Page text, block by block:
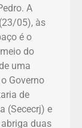
A
05), às
é o
do
uma
Governo
de
(Sececrj) e
abriga duas